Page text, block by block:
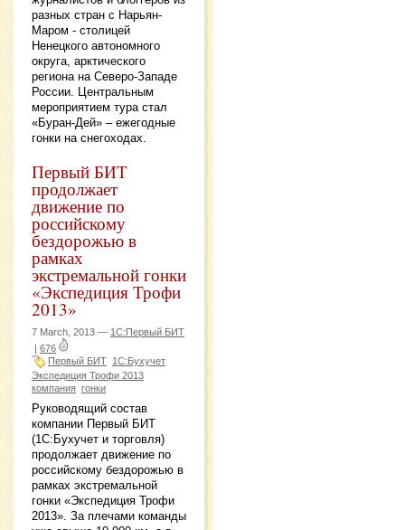
разных стран с Нарьян-
Маром - столицей
Ненецкого автономного
округа, арктического
региона на Северо-Западе
России. Центральным
мероприятием тура стал
«Буран-Дей» – ежегодные
гонки на снегоходах.
Первый БИТ
продолжает
движение по
российскому
бездорожью в
рамках
экстремальной гонки
«Экспедиция Трофи
2013»
7 March, 2013 — 1С:Первый БИТ
676
Первый БИТ 1С:Бухучет
Экспедиция Трофи 2013
компания гонки
Руководящий состав
компании Первый БИТ
(1С:Бухучет и торговля)
продолжает движение по
российскому бездорожью в
рамках экстремальной
гонки «Экспедиция Трофи
2013». За плечами команды